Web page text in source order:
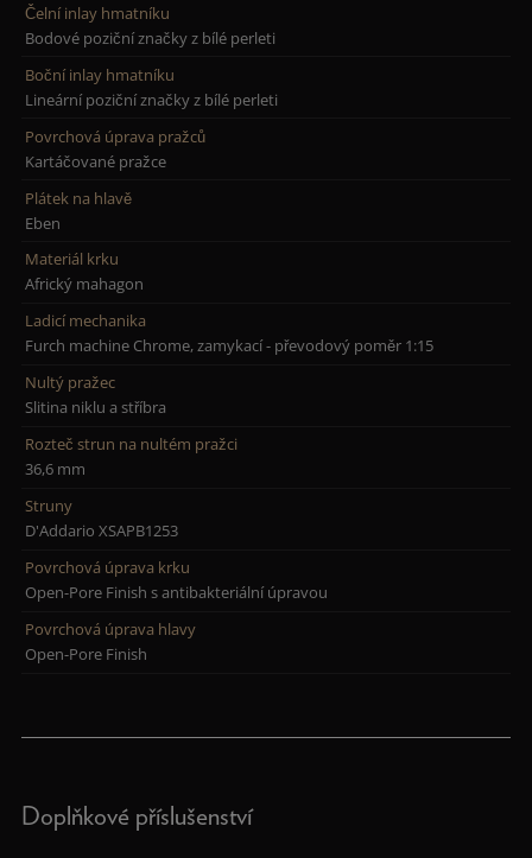
Čelní inlay hmatníku
Bodové poziční značky z bílé perleti
Boční inlay hmatníku
Lineární poziční značky z bílé perleti
Povrchová úprava pražců
Kartáčované pražce
Plátek na hlavě
Eben
Materiál krku
Africký mahagon
Ladicí mechanika
Furch machine Chrome, zamykací - převodový poměr 1:15
Nultý pražec
Slitina niklu a stříbra
Rozteč strun na nultém pražci
36,6 mm
Struny
D'Addario XSAPB1253
Povrchová úprava krku
Open-Pore Finish s antibakteriální úpravou
Povrchová úprava hlavy
Open-Pore Finish
Doplňkové příslušenství